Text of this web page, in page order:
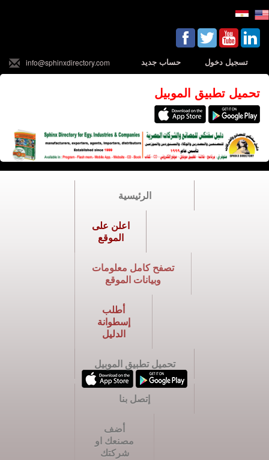
تسجيل دخول حساب جديد info@sphinxdirectory.com
تحميل تطبيق الموبيل
الرئيسية
اعلن على
الموقع
تصفح كامل معلومات
وبيانات الموقع
أطلب
إسطوانة
الدليل
تحميل تطبيق الموبيل
إتصل بنا
أضف
مصنعك او
شركتك